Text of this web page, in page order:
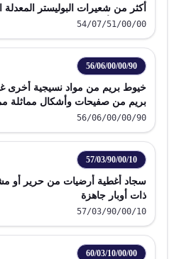
أكثر من شعيرات البوليستر المعدلة
مقصورة أو مقصورة
54/07/51/00/00
56/06/00/00/90
خيوط بريم من مواد نسيجية أخرى غير
البند 54.05 خيوط قطيفية بما
خيوط السلسلة
56/06/00/00/90
57/03/90/00/10
سجاد أغطية أرضيات من حرير أو
ذات أوبار جاهزة
57/03/90/00/10
60/03/10/00/00